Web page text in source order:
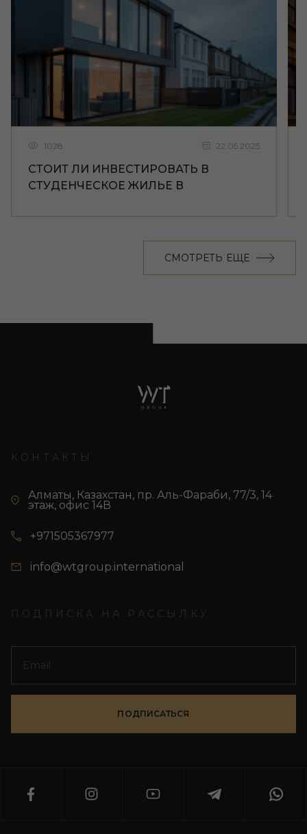
1028 22.05.2025
СТОИТ ЛИ ИНВЕСТИРОВАТЬ В
СТУДЕНЧЕСКОЕ ЖИЛЬЕ В
СМОТРЕТЬ ЕЩЕ
КОНТАКТЫ
Алматы, Казахстан, пр. Аль-Фараби, 77/3, 14
этаж, офис 14В
+971505367977
info@wtgroup.international
ПОДПИСКА НА РАССЫЛКУ
ПОДПИСАТЬСЯ